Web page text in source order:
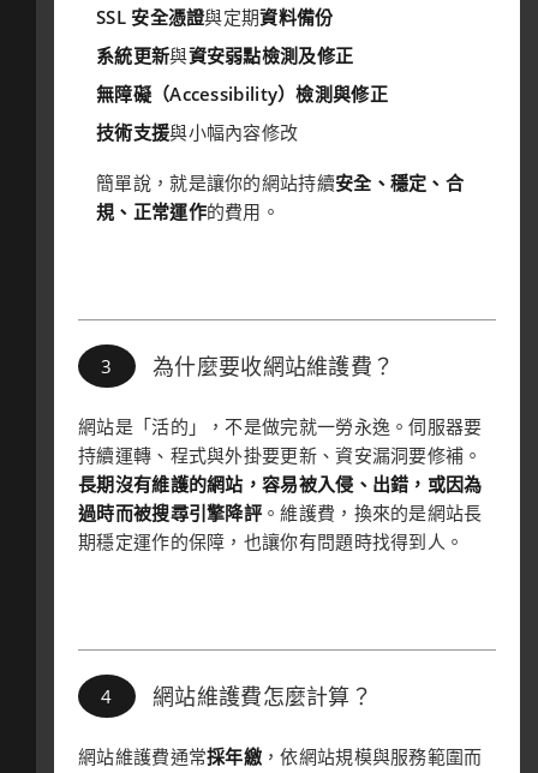
SSL 安全憑證與定期資料備份
系統更新與資安弱點檢測及修正
無障礙（Accessibility）檢測與修正
技術支援與小幅內容修改
簡單說，就是讓你的網站持續安全、穩定、合
規、正常運作的費用。
為什麼要收網站維護費？
網站是「活的」，不是做完就一勞永逸。伺服器要
持續運轉、程式與外掛要更新、資安漏洞要修補。
長期沒有維護的網站，容易被入侵、出錯，或因為
過時而被搜尋引擎降評 。維護費，換來的是網站長
期穩定運作的保障，也讓你有問題時找得到人。
網站維護費怎麼計算？
網站維護費通常採年繳 ，依網站規模與服務範圍而